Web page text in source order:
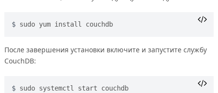
sudo yum install couchdb
После завершения установки включите и запустите службу
CouchDB:
sudo systemctl start couchdb